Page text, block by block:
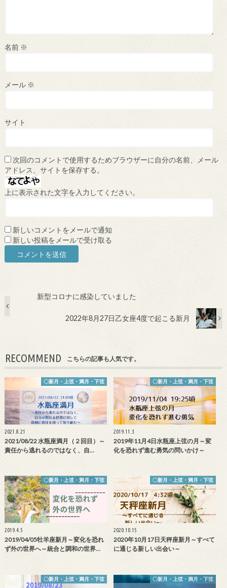
名前 ※
メール ※
サイト
次回のコメントで使用するためブラウザーに自分の名前、メール
アドレス、サイトを保存する。
上に表示された文字を入力してください。
新しいコメントをメールで通知
新しい投稿をメールで受け取る
新型コロナに感染していました
2022年8月27日乙女座4度で起こる新月
RECOMMEND こちらの記事も人気です。
〇新月・上弦・満月・下弦
2021.8.21
2021/08/22 水瓶座満月（２回目）～
責任から逃れるのではなく、自…
〇新月・上弦・満月・下弦
2019.11.3
2019年11月4日水瓶座上弦の月～変
化を恐れず進む勇気の問いかけ～
〇新月・上弦・満月・下弦
2019.4.5
2019/04/05牡羊座新月～変化を恐れ
ず外の世界へ～統合と調和の世界…
〇新月・上弦・満月・下弦
2020.10.15
2020年10月17日天秤座新月～すべて
に通じる新しい出会い～
〇新月・上弦・満月・下弦 〇新月・上弦・満月・下弦